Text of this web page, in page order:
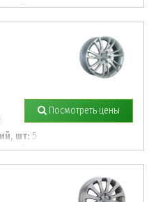
мм:
шт: 5
мм:
Посмотреть цены